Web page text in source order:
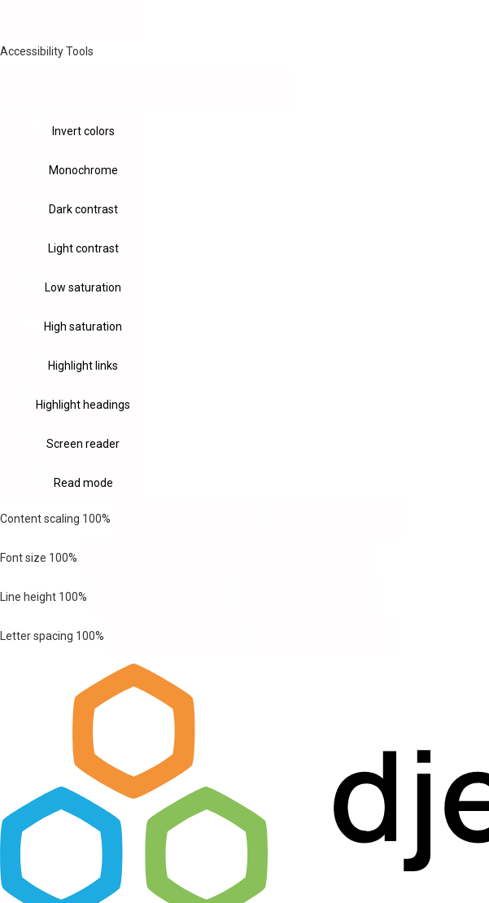
Accessibility Tools
Invert colors
Monochrome
Dark contrast
Light contrast
Low saturation
High saturation
Highlight links
Highlight headings
Screen reader
Read mode
Content scaling 100%
Font size 100%
Line height 100%
Letter spacing 100%